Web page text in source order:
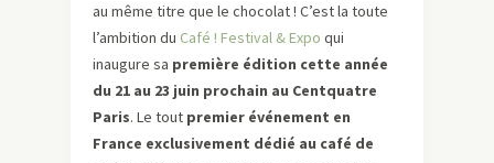
au même titre que le chocolat ! C’est la toute
l’ambition du Café ! Festival & Expo qui
inaugure sa première édition cette année
du 21 au 23 juin prochain au Centquatre
Paris. Le tout premier événement en
France exclusivement dédié au café de